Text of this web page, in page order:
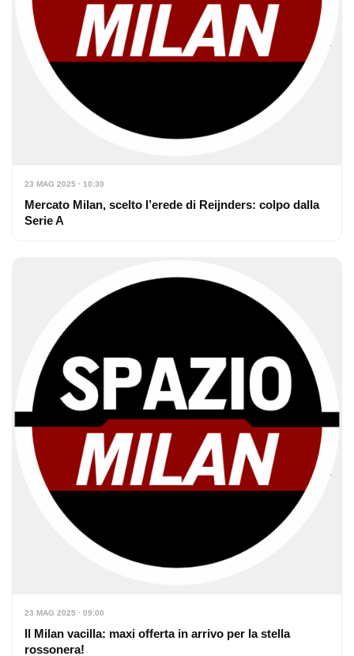
23 MAG 2025 · 10:30
Mercato Milan, scelto l’erede di Reijnders: colpo dalla
Serie A
23 MAG 2025 · 09:00
Il Milan vacilla: maxi offerta in arrivo per la stella
rossonera!